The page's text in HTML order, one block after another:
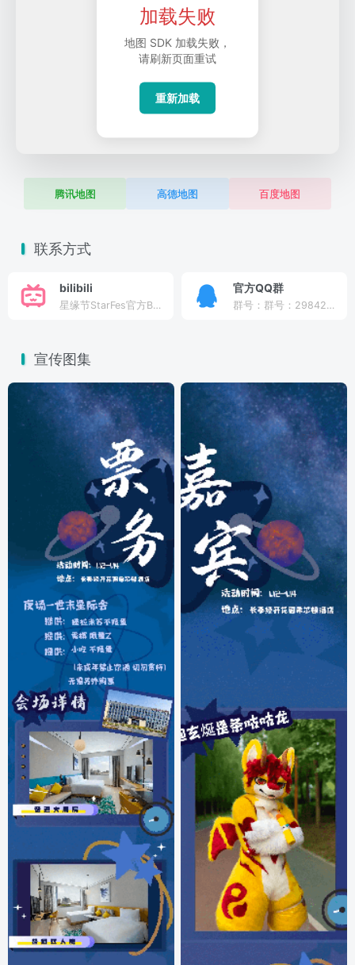
加载失败
地图 SDK 加载失败，
请刷新页面重试
重新加载
腾讯地图 高德地图 百度地图
联系方式
bilibili
星缘节StarFes官方B站
官方QQ群
群号：群号：298422715
宣传图集